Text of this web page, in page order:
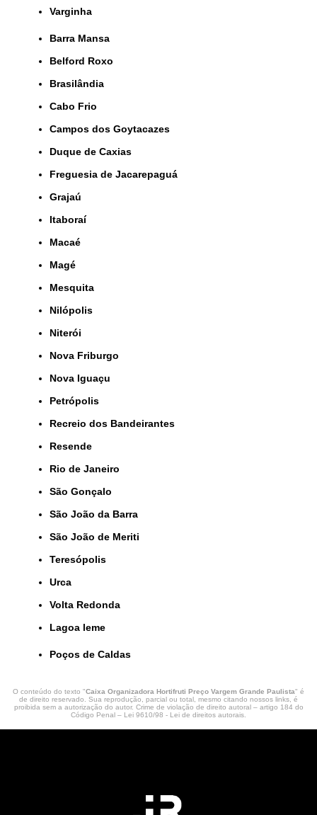
Varginha
Barra Mansa
Belford Roxo
Brasilândia
Cabo Frio
Campos dos Goytacazes
Duque de Caxias
Freguesia de Jacarepaguá
Grajaú
Itaboraí
Macaé
Magé
Mesquita
Nilópolis
Niterói
Nova Friburgo
Nova Iguaçu
Petrópolis
Recreio dos Bandeirantes
Resende
Rio de Janeiro
São Gonçalo
São João da Barra
São João de Meriti
Teresópolis
Urca
Volta Redonda
lagoa leme
Poços de Caldas
O conteúdo do texto "Caixa Organizadora Hortifruti Preço Vargem Grande Paulista" é
de direito reservado. Sua reprodução, parcial ou total, mesmo citando nossos links, é
proibida sem a autorização do autor. Crime de violação de direito autoral – artigo 184 do
Código Penal – Lei 9610/98 - Lei de direitos autorais.